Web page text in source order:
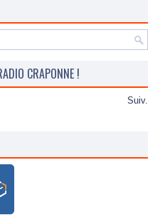
CRAPONNE !
Suiv.